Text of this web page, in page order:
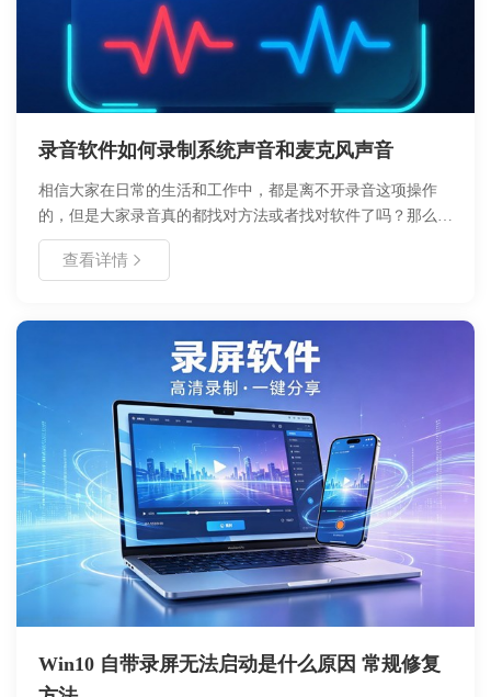
录音软件如何录制系统声音和麦克风声音
相信大家在日常的生活和工作中，都是离不开录音这项操作
的，但是大家录音真的都找对方法或者找对软件了吗？那么怎
么在电脑上简单而且有效的录制电脑声音和麦克风声音呢？
查看详情
Win10 自带录屏无法启动是什么原因 常规修复